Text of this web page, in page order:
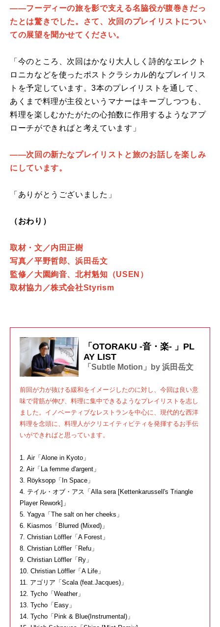
――フーディーの旅を影で支える名脇役が腹巻きだっ
たとは驚きでした。さて、次回のプレイリストについ
ての展望を聞かせてください。
「今のところ、次回はかなり大人しく詩的なエレクト
ロニカなどを使ったポストクラシカル的なプレイリス
トを予定しています。3本のプレイリストを通して、
あくまで料理が主役というマナーはキープしつつも、
料理を楽しむかたがたの心拍数に作用するようなアプ
ローチができればと考えています」
――次回の新たなプレイリストと旅のお話しを楽しみ
にしています。
「ありがとうございました」
（おわり）
取材・文／内田正樹
写真／平野哲郎、浜田岳文
監修／大園絢音、北村魁知（USEN）
取材協力／株式会社Styrism
「OTORAKU -音・楽- 」PL
AY LIST
「Subtle Motion」by 浜田岳文
前回が力が抜ける緩和をイメージしたのに対し、今回は良い意
味で背筋が伸び、料理に集中できるようなプレイリストを志し
ました。イノベーティブなレストランを中心に、現代的な西洋
料理を念頭に、料理人がクリエイティビティを発揮するお手伝
いができればと思っています。
1. Air「Alone in Kyoto」
2. Air「La femme d'argent」
3. Röyksopp「In Space」
4. テイル・オブ・アス「Alla sera [Kettenkarussell's Triangle
Player Rework]」
5. Yagya「The salt on her cheeks」
6. Kiasmos「Blurred (Mixed)」
7. Christian Löffler「A Forest」
8. Christian Löffler「Refu」
9. Christian Löffler「Ry」
10. Christian Löffler「A Life」
11. アゴリア「Scala (feat.Jacques)」
12. Tycho「Weather」
13. Tycho「Easy」
14. Tycho「Pink & Blue(Instrumental)」